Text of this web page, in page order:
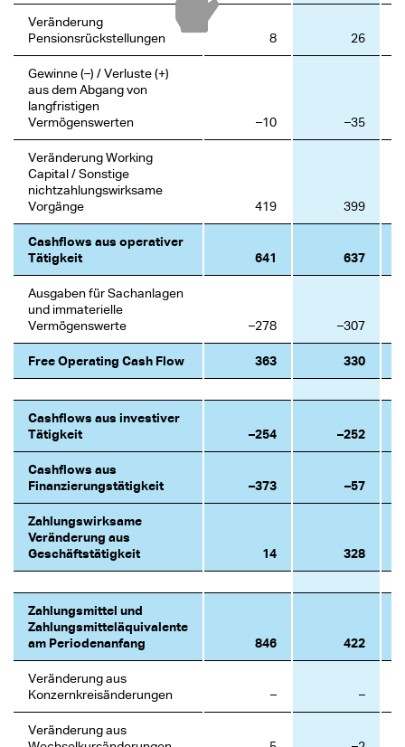
Veränderung
Pensionsrückstellungen
8 26
Gewinne (–) / Verluste (+)
aus dem Abgang von
langfristigen
Vermögenswerten
–10 –35
Veränderung Working
Capital / Sonstige
nichtzahlungswirksame
Vorgänge
419 399
Cashflows aus operativer
Tätigkeit
641 637
Ausgaben für Sachanlagen
und immaterielle
Vermögenswerte
–278 –307
Free Operating Cash Flow 363 330
Cashflows aus investiver
Tätigkeit
–254 –252
Cashflows aus
Finanzierungstätigkeit
–373 –57
Zahlungswirksame
Veränderung aus
Geschäftstätigkeit
14 328
Zahlungsmittel und
Zahlungsmitteläquivalente
am Periodenanfang
846 422
Veränderung aus
Konzernkreisänderungen
– –
Veränderung aus